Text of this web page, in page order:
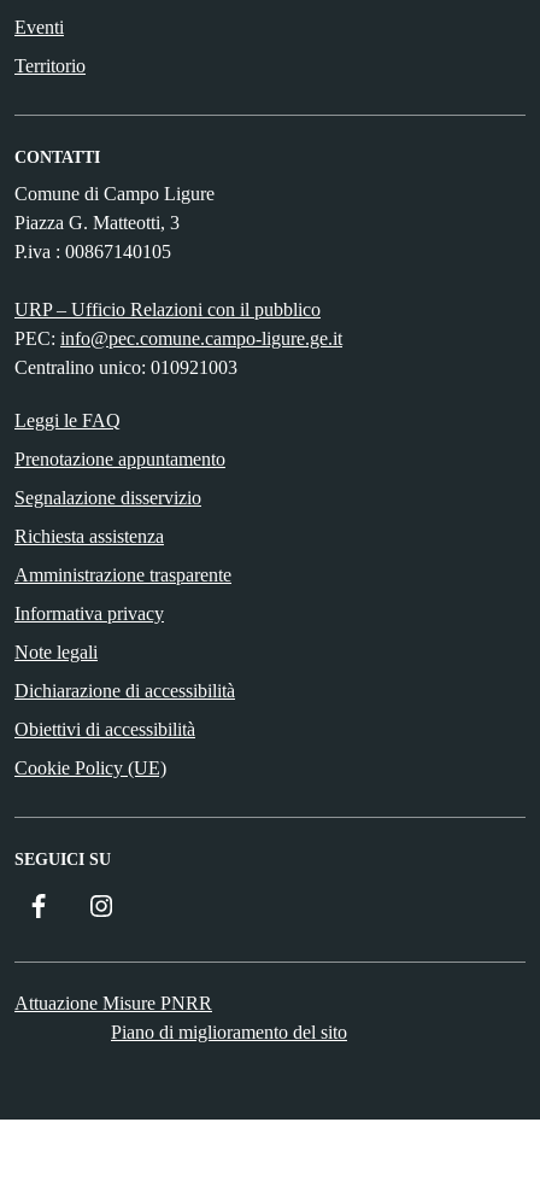
Eventi
Territorio
CONTATTI
Comune di Campo Ligure
Piazza G. Matteotti, 3
P.iva : 00867140105
URP – Ufficio Relazioni con il pubblico
PEC: info@pec.comune.campo-ligure.ge.it
Centralino unico: 010921003
Leggi le FAQ
Prenotazione appuntamento
Segnalazione disservizio
Richiesta assistenza
Amministrazione trasparente
Informativa privacy
Note legali
Dichiarazione di accessibilità
Obiettivi di accessibilità
Cookie Policy (UE)
SEGUICI SU
Facebook
Attuazione Misure PNRR
Piano di miglioramento del sito